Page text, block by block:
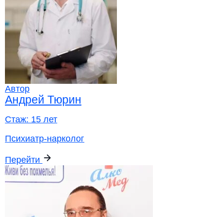
Автор
Андрей Тюрин
Стаж: 15 лет
Психиатр-нарколог
Перейти